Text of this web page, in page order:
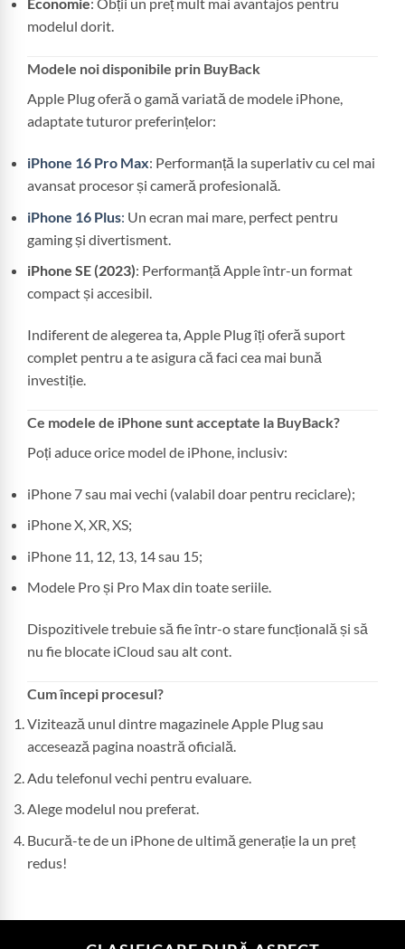
Economie: Obții un preț mult mai avantajos pentru
modelul dorit.
Modele noi disponibile prin BuyBack
Apple Plug oferă o gamă variată de modele iPhone,
adaptate tuturor preferințelor:
iPhone 16 Pro Max: Performanță la superlativ cu cel mai
avansat procesor și cameră profesională.
iPhone 16 Plus: Un ecran mai mare, perfect pentru
gaming și divertisment.
iPhone SE (2023): Performanță Apple într-un format
compact și accesibil.
Indiferent de alegerea ta, Apple Plug îți oferă suport
complet pentru a te asigura că faci cea mai bună
investiție.
Ce modele de iPhone sunt acceptate la BuyBack?
Poți aduce orice model de iPhone, inclusiv:
iPhone 7 sau mai vechi (valabil doar pentru reciclare);
iPhone X, XR, XS;
iPhone 11, 12, 13, 14 sau 15;
Modele Pro și Pro Max din toate seriile.
Dispozitivele trebuie să fie într-o stare funcțională și să
nu fie blocate iCloud sau alt cont.
Cum începi procesul?
Vizitează unul dintre magazinele Apple Plug sau
accesează pagina noastră oficială.
Adu telefonul vechi pentru evaluare.
Alege modelul nou preferat.
Bucură-te de un iPhone de ultimă generație la un preț
redus!